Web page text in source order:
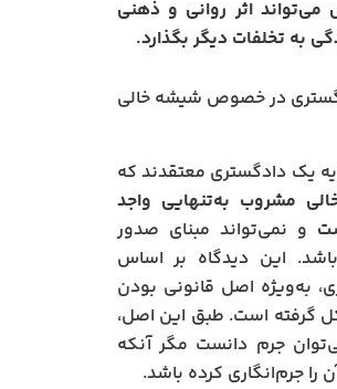
اثر روانی و ذهنی
به تخلفات دیگر بگذارد.
در خصوص شیشه خالی
یک دادگستری معتقدند که
مشروب به‌تنهایی واجد
و نمی‌تواند مبنای صدور
این دیدگاه بر اساس
به‌ویژه اصل قانونی بودن
گرفته است. طبق این اصل،
جرم دانست مگر آنکه
را جرم‌انگاری کرده باشد.